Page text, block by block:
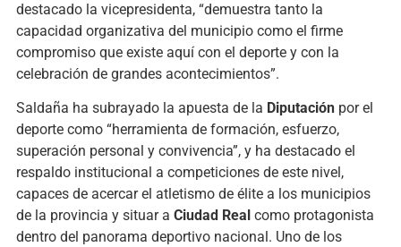
destacado la vicepresidenta, “demuestra tanto la
capacidad organizativa del municipio como el firme
compromiso que existe aquí con el deporte y con la
celebración de grandes acontecimientos”.
Saldaña ha subrayado la apuesta de la Diputaciónpor el
deporte como “herramienta de formación, esfuerzo,
superación personal y convivencia”, y ha destacado el
respaldo institucional a competiciones de este nivel,
capaces de acercar el atletismo de élite a los municipios
de la provincia y situar a Ciudad Real como protagonista
dentro del panorama deportivo nacional. Uno de los